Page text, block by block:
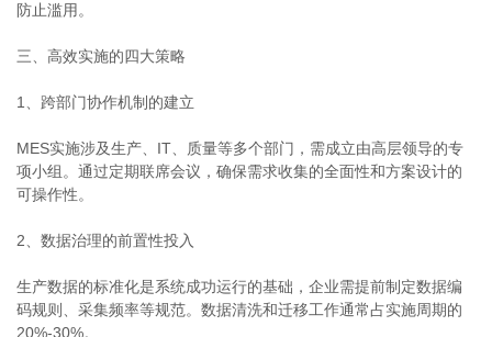
防止滥用。
三、高效实施的四大策略
1、跨部门协作机制的建立
MES实施涉及生产、IT、质量等多个部门，需成立由高层领导的专
项小组。通过定期联席会议，确保需求收集的全面性和方案设计的
可操作性。
2、数据治理的前置性投入
生产数据的标准化是系统成功运行的基础，企业需提前制定数据编
码规则、采集频率等规范。数据清洗和迁移工作通常占实施周期的
20%-30%。